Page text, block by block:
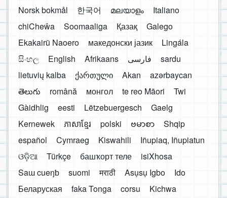
Norsk bokmål
한국어 മലയാളം
Italiano
chiCheŵa
Soomaaliga Қазақ
Galego
Ekakairũ Naoero
македонски јазик
Lingála
සිංහල
English Afrikaans فارسی
sardu
lietuvių kalba
ქართული Akan
azərbaycan
తెలుగు
română монгол te reo Māori
Twi
Gàidhlig
eesti Lëtzebuergesch
Gaelg
Kernewek
ភាសាខ្មែរ polski ဗမာစာ
Shqip
español
Cymraeg Kiswahili
Iñupiaq, Iñupiatun
ଓଡ଼ିଆ
Türkçe башҡорт теле
isiXhosa
Saɯ cueŋƅ
suomi मराठी Asụsụ Igbo
Ido
Беларуская
faka Tonga corsu
Kichwa